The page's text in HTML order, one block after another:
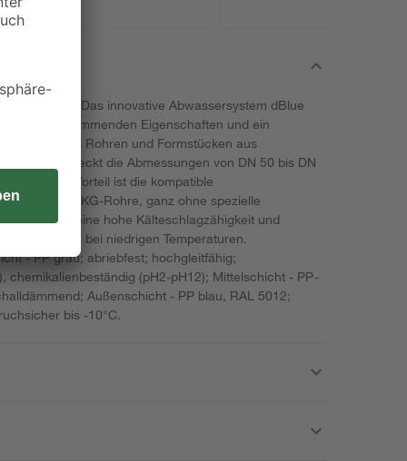
Das innovative Abwassersystem dBlue
schalldämmenden Eigenschaften und ein
besteht aus Rohren und Formstücken aus
MD) und deckt die Abmessungen von DN 50 bis DN
Vorteil ist die kompatible
HT- und KG-Rohre, ganz ohne spezielle
dBlue eine hohe Kälteschlagzähigkeit und
auch bei niedrigen Temperaturen.
- PP grau; abriebfest; hochgleitfähig;
chemikalienbeständig (pH2-pH12); Mittelschicht - PP-
Außenschicht - PP blau, RAL 5012;
bis -10°C.